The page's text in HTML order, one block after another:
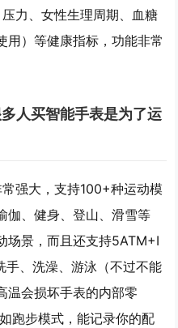
力、女性生理周期、血糖
用）等健康指标，功能非常
人买智能手表是为了运
强大，支持100+种运动模
伽、健身、登山、滑雪等
场景，而且还支持5ATM+I
、洗澡、游泳（不过不能
温会损坏手表的内部零
跑步模式，能记录你的配